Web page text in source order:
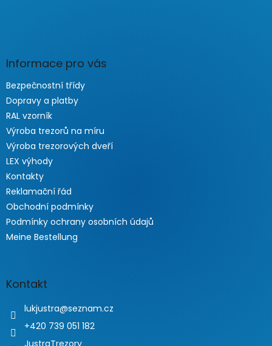
Informace pro vás
Bezpečnostní třídy
Dopravy a platby
RAL vzorník
Výroba trezorů na míru
Výroba trezorových dveří
LEX výhody
Kontakty
Reklamační řád
Obchodní podmínky
Podmínky ochrany osobních údajů
Meine Bestellung
Kontakt
lukjustra@seznam.cz
+420 739 051 182